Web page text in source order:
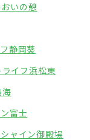
いの憩
静岡葵
イフ浜松東
海
富士
ャイン御殿場